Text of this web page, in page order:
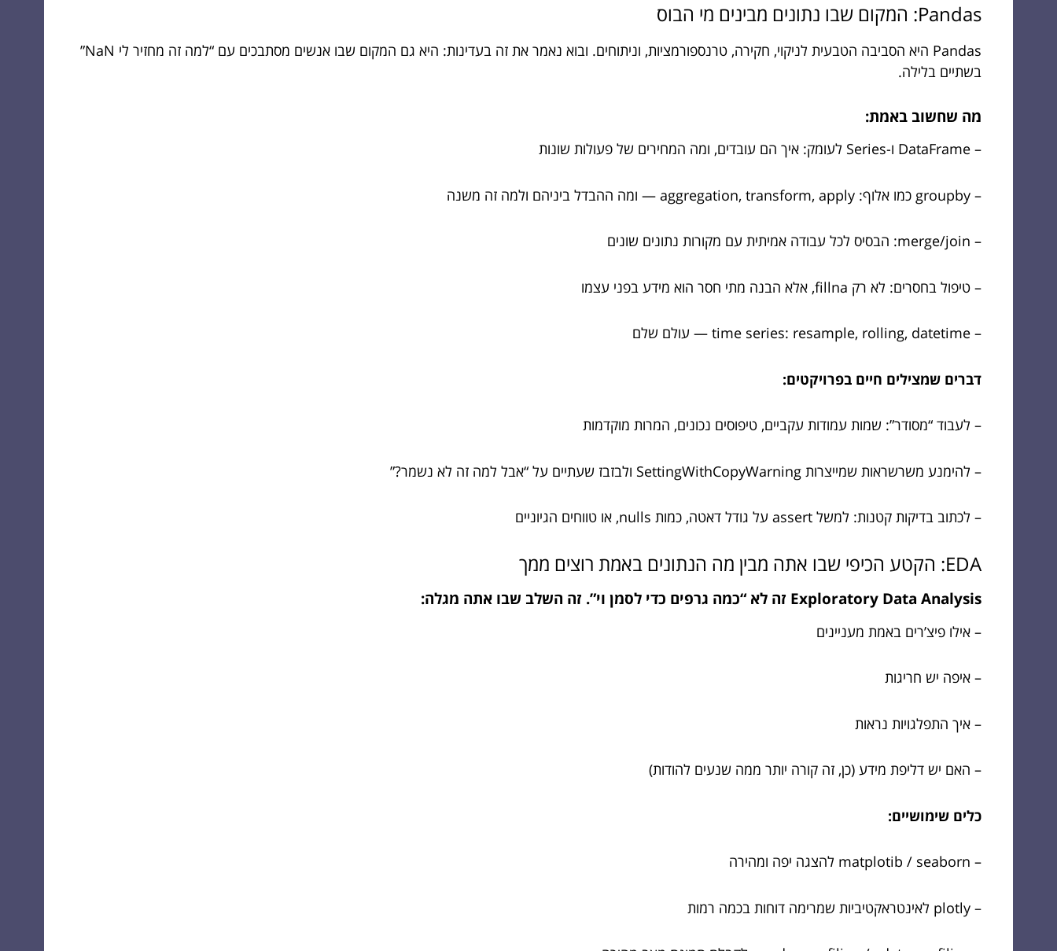
Pandas: המקום שבו נתונים מבינים מי הבוס
Pandas היא הסביבה הטבעית לניקוי, חקירה, טרנספורמציות, וניתוחים. ובוא נאמר את זה בעדינות: היא גם המקום שבו אנשים מסתבכים עם “למה זה מחזיר לי NaN”
בשתיים בלילה.
מה שחשוב באמת:
– DataFrame ו-Series לעומק: איך הם עובדים, ומה המחירים של פעולות שונות
– groupby כמו אלוף: aggregation, transform, apply — ומה ההבדל ביניהם ולמה זה משנה
– merge/join: הבסיס לכל עבודה אמיתית עם מקורות נתונים שונים
– טיפול בחסרים: לא רק fillna, אלא הבנה מתי חסר הוא מידע בפני עצמו
– time series: resample, rolling, datetime — עולם שלם
דברים שמצילים חיים בפרויקטים:
– לעבוד “מסודר”: שמות עמודות עקביים, טיפוסים נכונים, המרות מוקדמות
– להימנע משרשראות שמייצרות SettingWithCopyWarning ולבזבז שעתיים על “אבל למה זה לא נשמר?”
– לכתוב בדיקות קטנות: למשל assert על גודל דאטה, כמות nulls, או טווחים הגיוניים
EDA: הקטע הכיפי שבו אתה מבין מה הנתונים באמת רוצים ממך
Exploratory Data Analysis זה לא “כמה גרפים כדי לסמן וי”. זה השלב שבו אתה מגלה:
– אילו פיצ’רים באמת מעניינים
– איפה יש חריגות
– איך התפלגויות נראות
– האם יש דליפת מידע (כן, זה קורה יותר ממה שנעים להודות)
כלים שימושיים:
– matplotib / seaborn להצגה יפה ומהירה
– plotly לאינטראקטיביות שמרימה דוחות בכמה רמות